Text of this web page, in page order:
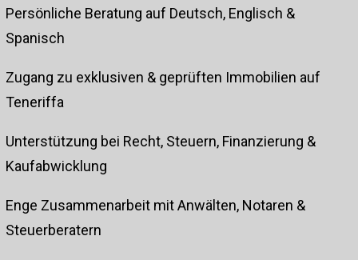
Persönliche Beratung auf Deutsch, Englisch &
Spanisch
Zugang zu exklusiven & geprüften Immobilien auf
Teneriffa
Unterstützung bei Recht, Steuern, Finanzierung &
Kaufabwicklung
Enge Zusammenarbeit mit Anwälten, Notaren &
Steuerberatern